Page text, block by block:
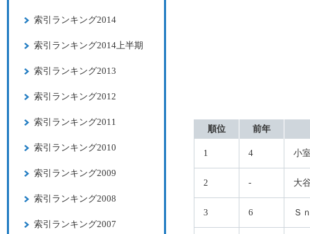
順位 前年
1 4 小
2 - 大
3 6 Ｓ
索引ランキング2014
索引ランキング2014上半期
索引ランキング2013
索引ランキング2012
索引ランキング2011
索引ランキング2010
索引ランキング2009
索引ランキング2008
索引ランキング2007